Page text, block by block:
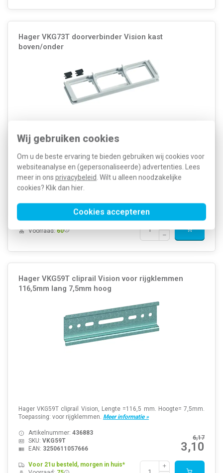
Wij gebruiken cookies
Om u de beste ervaring te bieden gebruiken wij cookies voor
websiteanalyse en (gepersonaliseerde) advertenties. Lees
meer in ons privacybeleid . Wilt u alleen noodzakelijke
cookies? Klik dan hier
Cookies accepteren
Hager VKG73T doorverbinder Vision kast
boven/onder
Kleur: Grijs Model: Overig RAL-nummer: 7035 Materiaal: Kunststof...
Meer informatie »
4,55
Artikelnummer:436900
Voor 21u besteld, morgen in huis*
Voorraad:60
Hager VKG59T cliprail Vision voor rijgklemmen
116,5mm lang 7,5mm hoog
Hager VKG59T cliprail Vision, Lengte =116,5 mm. Hoogte= 7,5mm.
Toepassing: voor rijgklemmen. Meer informatie »
6,17
3,10
Artikelnummer: 436883
SKU: VKG59T
EAN: 3250611057666
Voor 21u besteld, morgen in huis*